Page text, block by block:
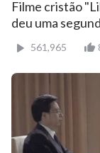
Filme cristão
deu uma
561,965